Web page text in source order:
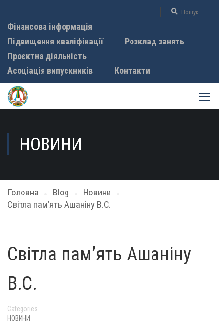
Фінансова інформація
Підвищення кваліфікації
Розклад занять
Проєктна діяльність
Асоціація випускників
Контакти
НОВИНИ
Головна Blog
Новини
Світла пам’ять Ашаніну В.С.
Світла пам’ять Ашаніну
В.С.
Categories
НОВИНИ